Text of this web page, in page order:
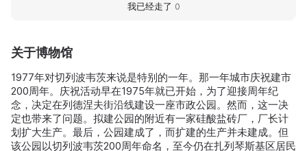
关于博物馆
1977年对切列波韦茨来说是特别的一年。那一年城市庆祝建市
200周年。庆祝活动早在1975年就已开始，为了迎接周年纪
念，决定在列德涅夫街沿线建设一座市政公园。然而，这一决
定也带来了问题。拟建公园的附近有一家硅酸盐砖厂，厂长计
划扩大生产。最后，公园建成了，而扩建的生产并未建成。但
该公园以切列波韦茨200周年命名，至今仍在扎列琴斯基区居民
我已经走了 0